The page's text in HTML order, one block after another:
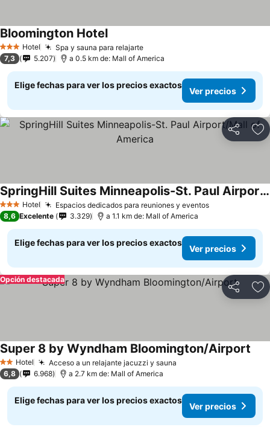
3 Estrellas
Hotel Spa y sauna para relajarte
Bloomington Hotel
7,3 5.207 a 0.5 km de: Mall of America
Elige fechas para ver los precios exactos
Ver precios
Compartir
3 Estrellas
Hotel Espacios dedicados para reuniones y eventos
SpringHill Suites Minneapolis-St. Paul Airport/Mall of America
8,6 Excelente 3.329 a 1.1 km de: Mall of America
Elige fechas para ver los precios exactos
Ver precios
Compartir
Opción destacada
2 Estrellas
Hotel Acceso a un relajante jacuzzi y sauna
Super 8 by Wyndham Bloomington/Airport
6,8 6.968 a 2.7 km de: Mall of America
Elige fechas para ver los precios exactos
Ver precios